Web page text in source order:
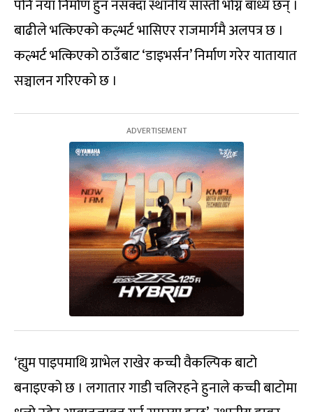
पनि नयाँ निर्माण हुन नसक्दा स्थानीय सास्ती भोग्न बाध्य छन् ।
बाढीले भत्किएको कल्भर्ट भासिएर राजमार्गमै अलपत्र छ ।
कल्भर्ट भत्किएको ठाउँबाट ‘डाइभर्सन’ निर्माण गरेर यातायात
सञ्चालन गरिएको छ ।
‘ह्युम पाइपमाथि ग्राभेल राखेर कच्ची वैकल्पिक बाटो
बनाइएको छ । लगातार गाडी चलिरहने हुनाले कच्ची बाटोमा